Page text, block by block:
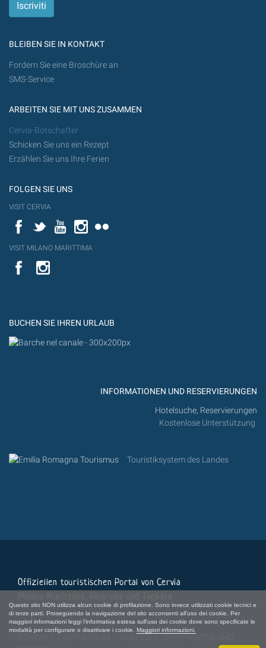
Questo sito NON utilizza alcun cookie di profilazione. Sono invece utilizzati cookie tecnici e
di terze parti. Proseguendo la navigazione del sito acconsenti all'uso dei cookie. Per
maggiori informazioni leggi l'informativa estesa sull'uso dei cookie dove sono specificate le
modalità per configurare o disattivare i cookie. Maggiori informazioni.
BLEIBEN SIE IN KONTAKT
Fordern Sie eine Broschüre an
SMS-Service
ARBEITEN SIE MIT UNS ZUSAMMEN
Cervia-Botschafter
Schicken Sie uns ein Rezept
Erzählen Sie uns Ihre Ferien
FOLGEN SIE UNS
VISIT CERVIA
FacebookTwitterYouTubeInstagram
VISIT MILANO MARITTIMA
YouTube
BUCHEN SIE IHREN URLAUB
INFORMATIONEN UND RESERVIERUNGEN
Hotelsuche, Reservierungen
Kostenlose Unterstützung
Touristiksystem des Landes
Offiziellen touristischen Portal von Cervia
ANREISE|ZERTIFIKATEN UND